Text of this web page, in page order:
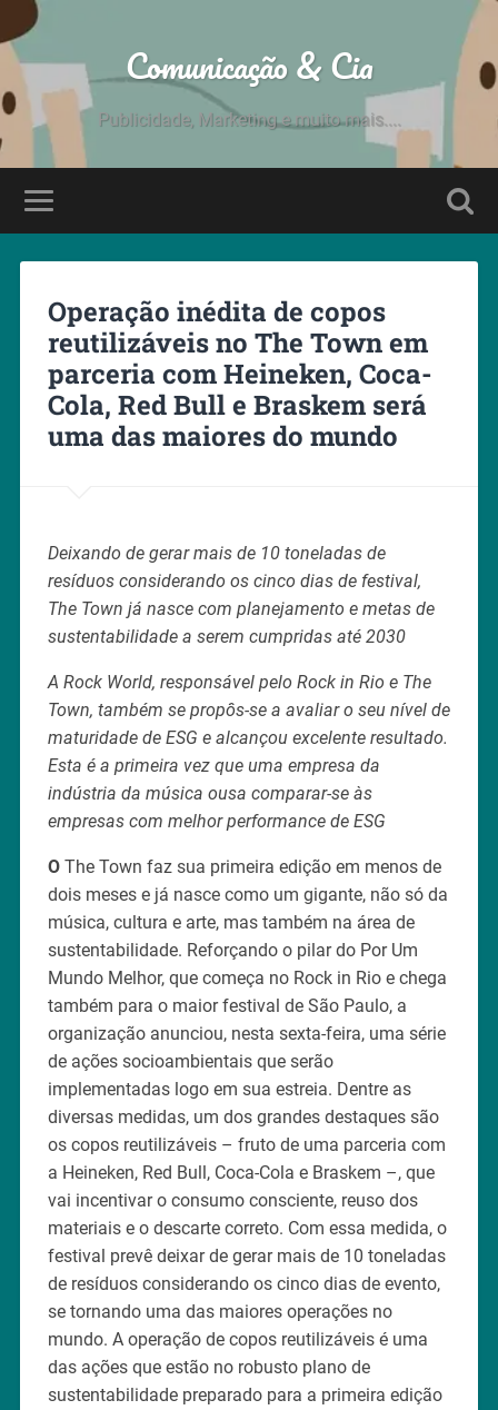
Comunicação & Cia
Publicidade, Marketing e muito mais....
Operação inédita de copos
reutilizáveis no The Town em
parceria com Heineken, Coca-
Cola, Red Bull e Braskem será
uma das maiores do mundo
Deixando de gerar mais de 10 toneladas de
resíduos considerando os cinco dias de festival,
The Town já nasce com planejamento e metas de
sustentabilidade a serem cumpridas até 2030
A Rock World, responsável pelo Rock in Rio e The
Town, também se propôs-se a avaliar o seu nível de
maturidade de ESG e alcançou excelente resultado.
Esta é a primeira vez que uma empresa da
indústria da música ousa comparar-se às
empresas com melhor performance de ESG
O The Town faz sua primeira edição em menos de
dois meses e já nasce como um gigante, não só da
música, cultura e arte, mas também na área de
sustentabilidade. Reforçando o pilar do Por Um
Mundo Melhor, que começa no Rock in Rio e chega
também para o maior festival de São Paulo, a
organização anunciou, nesta sexta-feira, uma série
de ações socioambientais que serão
implementadas logo em sua estreia. Dentre as
diversas medidas, um dos grandes destaques são
os copos reutilizáveis – fruto de uma parceria com
a Heineken, Red Bull, Coca-Cola e Braskem –, que
vai incentivar o consumo consciente, reuso dos
materiais e o descarte correto. Com essa medida, o
festival prevê deixar de gerar mais de 10 toneladas
de resíduos considerando os cinco dias de evento,
se tornando uma das maiores operações no
mundo. A operação de copos reutilizáveis é uma
das ações que estão no robusto plano de
sustentabilidade preparado para a primeira edição